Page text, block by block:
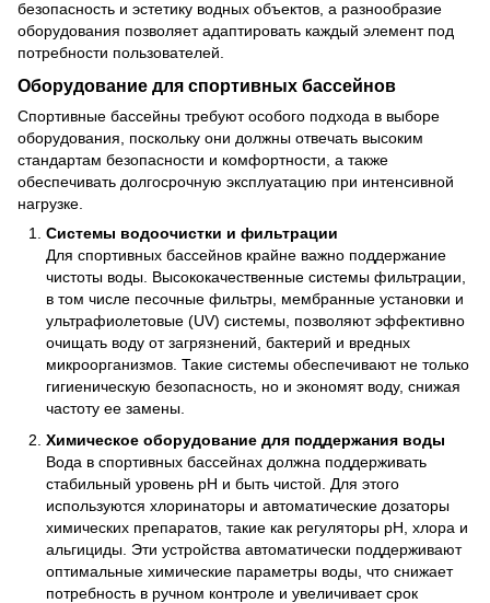
безопасность и эстетику водных объектов, а разнообразие
оборудования позволяет адаптировать каждый элемент под
потребности пользователей.
Оборудование для спортивных бассейнов
Спортивные бассейны требуют особого подхода в выборе
оборудования, поскольку они должны отвечать высоким
стандартам безопасности и комфортности, а также
обеспечивать долгосрочную эксплуатацию при интенсивной
нагрузке.
Системы водоочистки и фильтрации
Для спортивных бассейнов крайне важно поддержание
чистоты воды. Высококачественные системы фильтрации,
в том числе песочные фильтры, мембранные установки и
ультрафиолетовые (UV) системы, позволяют эффективно
очищать воду от загрязнений, бактерий и вредных
микроорганизмов. Такие системы обеспечивают не только
гигиеническую безопасность, но и экономят воду, снижая
частоту ее замены.
Химическое оборудование для поддержания воды
Вода в спортивных бассейнах должна поддерживать
стабильный уровень pH и быть чистой. Для этого
используются хлоринаторы и автоматические дозаторы
химических препаратов, такие как регуляторы pH, хлора и
альгициды. Эти устройства автоматически поддерживают
оптимальные химические параметры воды, что снижает
потребность в ручном контроле и увеличивает срок